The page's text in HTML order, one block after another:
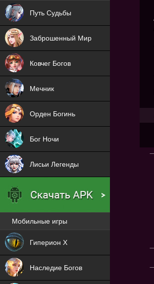
Путь Судьбы
Заброшенный Мир
NEW
Ковчег Богов
Мечник
Орден Богинь
Бог Ночи
Лисьи Легенды
Мобильные игры
Гиперион Х
Наследие Богов
NEW
NEW